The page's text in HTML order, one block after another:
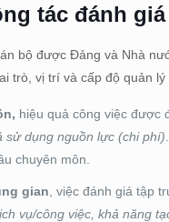
tác đánh
bộ được Đảng và Nhà
trò, vị trí và cấp độ quản
hiệu quả công việc được
sử dụng nguồn lực (chi phí)
chuyên môn.
gian , việc đánh giá tập
vụ/công việc ,khả năng